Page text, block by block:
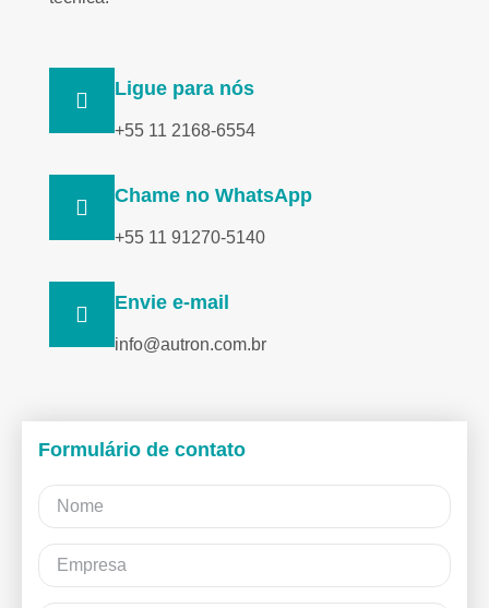
Ligue para nós
+55 11 2168-6554
Chame no WhatsApp
+55 11 91270-5140
Envie e-mail
info@autron.com.br
Formulário de contato